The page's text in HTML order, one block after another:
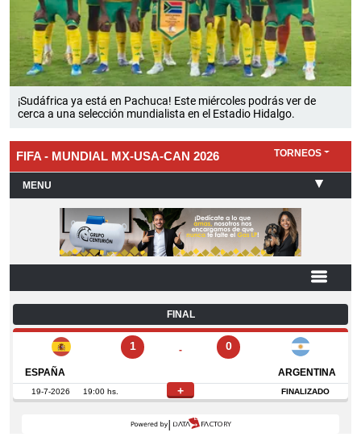
¡Sudáfrica ya está en Pachuca! Este miércoles podrás ver de
cerca a una selección mundialista en el Estadio Hidalgo.